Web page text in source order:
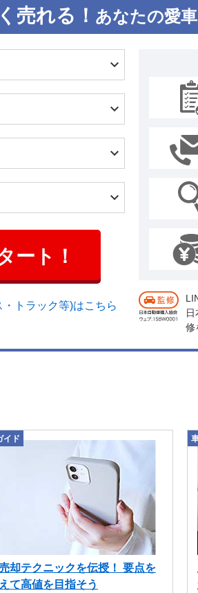
売れる！ あなたの愛
ート！
トラック等)はこちら
修
イド
却テクニックを伝授！ 要点を
て高値を目指そう